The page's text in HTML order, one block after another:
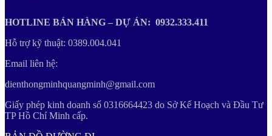
HOTLINE BÁN HÀNG – DỰ ÁN: 0932.333.411
Hỗ trợ kỹ thuật: 0389.004.041
Email liên hệ:
dienthongminhquangminh@gmail.com
Giấy phép kinh doanh số 0316664423 do Sở Kế Hoạch và Đầu Tư
TP Hồ Chí Minh cấp.